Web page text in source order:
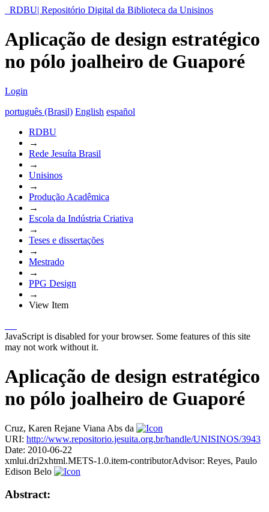
RDBU| Repositório Digital da Biblioteca da Unisinos
Aplicação de design estratégico
no pólo joalheiro de Guaporé
Login
português (Brasil) English español
RDBU
→
Rede Jesuíta Brasil
→
Unisinos
→
Produção Acadêmica
→
Escola da Indústria Criativa
→
Teses e dissertações
→
Mestrado
→
PPG Design
→
View Item
JavaScript is disabled for your browser. Some features of this site
may not work without it.
Aplicação de design estratégico
no pólo joalheiro de Guaporé
Cruz, Karen Rejane Viana Abs da
URI: http://www.repositorio.jesuita.org.br/handle/UNISINOS/3943
Date: 2010-06-22
xmlui.dri2xhtml.METS-1.0.item-contributorAdvisor: Reyes, Paulo
Edison Belo
Abstract: